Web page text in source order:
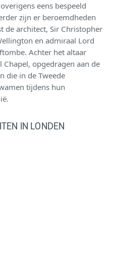
eens bespeeld
zijn er beroemdheden
de architect, Sir Christopher
en admiraal Lord
Achter het altaar
opgedragen aan de
die in de Tweede
tijdens hun
IN LONDEN